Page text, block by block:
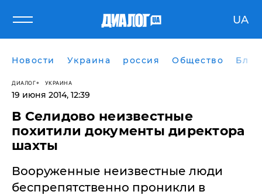
UA
Новости Украина россия Общество
ДИАЛОГ УКРАИНА
19 июня 2014, 12:39
​В Селидово неизвестные
похитили документы директора
шахты
Вооруженные неизвестные люди
беспрепятственно проникли в